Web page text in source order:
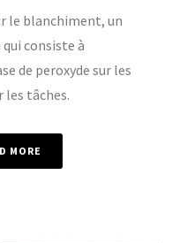
le blanchiment, un
consiste à
de peroxyde sur les
tâches.
MORE